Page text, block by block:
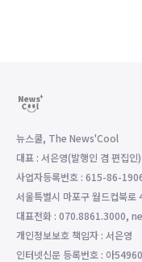
뉴스쿨, The News'Cool
대표 : 서은영(발행인 겸 편집인)
사업자등록번호 : 615-86-
서울특별시 마포구 월드컵북
대표전화 : 070.8861.3000,
개인정보보호 책임자 : 서은영
인터넷신문 등록번호 : 아